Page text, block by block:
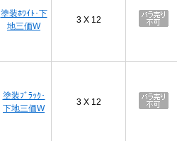
塗装ﾎﾜｲﾄ･下
地三価W
3 X 12
塗装ﾌﾞﾗｯｸ･
下地三価W
3 X 12